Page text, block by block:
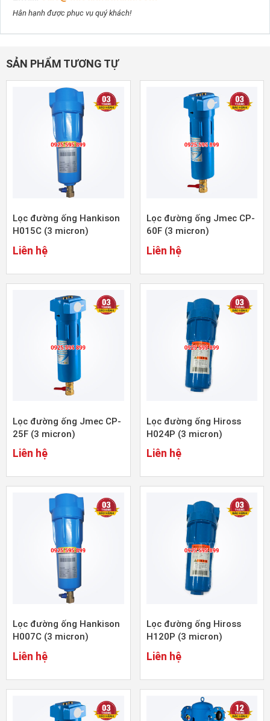
Hân hạnh được phục vụ quý khách!
SẢN PHẨM TƯƠNG TỰ
Lọc đường ống Hankison
H015C (3 micron)
Liên hệ
Lọc đường ống Jmec CP-
60F (3 micron)
Liên hệ
Lọc đường ống Jmec CP-
25F (3 micron)
Liên hệ
Lọc đường ống Hiross
H024P (3 micron)
Liên hệ
Lọc đường ống Hankison
H007C (3 micron)
Liên hệ
Lọc đường ống Hiross
H120P (3 micron)
Liên hệ